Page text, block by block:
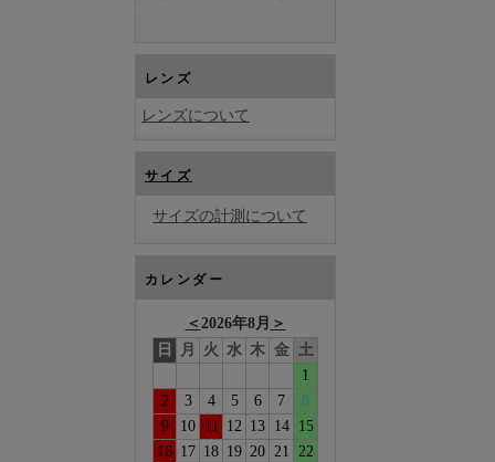
レンズ
レンズについて
サイズ
サイズの計測について
カレンダー
＜ 2026年8月 ＞
日
月 火 水 木 金 土
1
2
3 4 5 6 7
8
9
10 11 12 13 14
15
16 17 18 19 20 21 22